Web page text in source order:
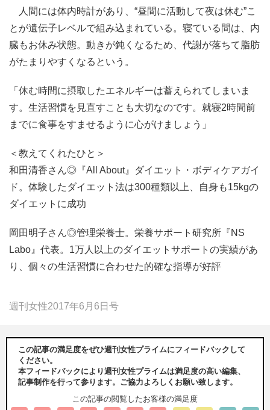
人間には体内時計があり、“昼間に活動して夜は休む”こ
とが遺伝子レベルで組み込まれている。寝ている間は、内
臓もお休み状態。動きが鈍くなるため、代謝が落ちて脂肪
がたまりやすくなるという。
「休む時間に摂取したエネルギーは蓄えられてしまいま
す。生活習慣を見直すことも大切なのです。就寝2時間前
までに食事をすませるように心がけましょう」
＜教えてくれたひと＞
和田清香さん◎『All About』ダイエット・ボディケアガイ
ド。体験したダイエット法は300種類以上、自身も15kgの
ダイエットに成功
岡田明子さん◎管理栄養士。栄養サポート研究所『NS
Labo』代表。1万人以上のダイエットサポートの実績があ
り、個々の生活習慣に合わせた的確な指導が好評
週刊女性2017年6月6日号
この記事の満足度をぜひ週刊女性プライムにフィードバックして
ください。
本フィードバックにより週刊女性プライムは満足度の高い編集、
記事制作を行って参ります。ご協力よろしくお願い致します。
この記事の閲覧したお客様の満足度